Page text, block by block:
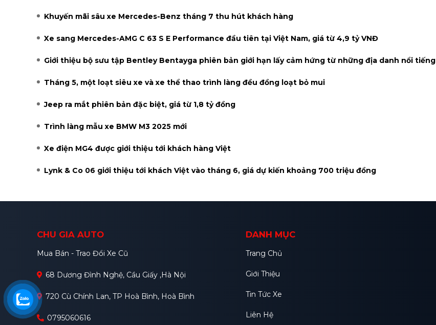
Khuyến mãi sâu xe Mercedes-Benz tháng 7 thu hút khách hàng
Xe sang Mercedes-AMG C 63 S E Performance đầu tiên tại Việt Nam, giá từ 4,9 tỷ VNĐ
Giới thiệu bộ sưu tập Bentley Bentayga phiên bản giới hạn lấy cảm hứng từ những địa danh nổi tiếng
Tháng 5, một loạt siêu xe và xe thể thao trình làng đều đồng loạt bỏ mui
Jeep ra mắt phiên bản đặc biệt, giá từ 1,8 tỷ đồng
Trình làng mẫu xe BMW M3 2025 mới
Xe điện MG4 được giới thiệu tới khách hàng Việt
Lynk & Co 06 giới thiệu tới khách Việt vào tháng 6, giá dự kiến khoảng 700 triệu đồng
CHU GIA AUTO
Mua Bán - Trao Đổi Xe Cũ
68 Dương Đình Nghệ, Cầu Giấy ,Hà Nội
720 Cù Chính Lan, TP Hoà Bình, Hoà Bình
0795060616
DANH MỤC
Trang Chủ
Giới Thiệu
Tin Tức Xe
Liên Hệ